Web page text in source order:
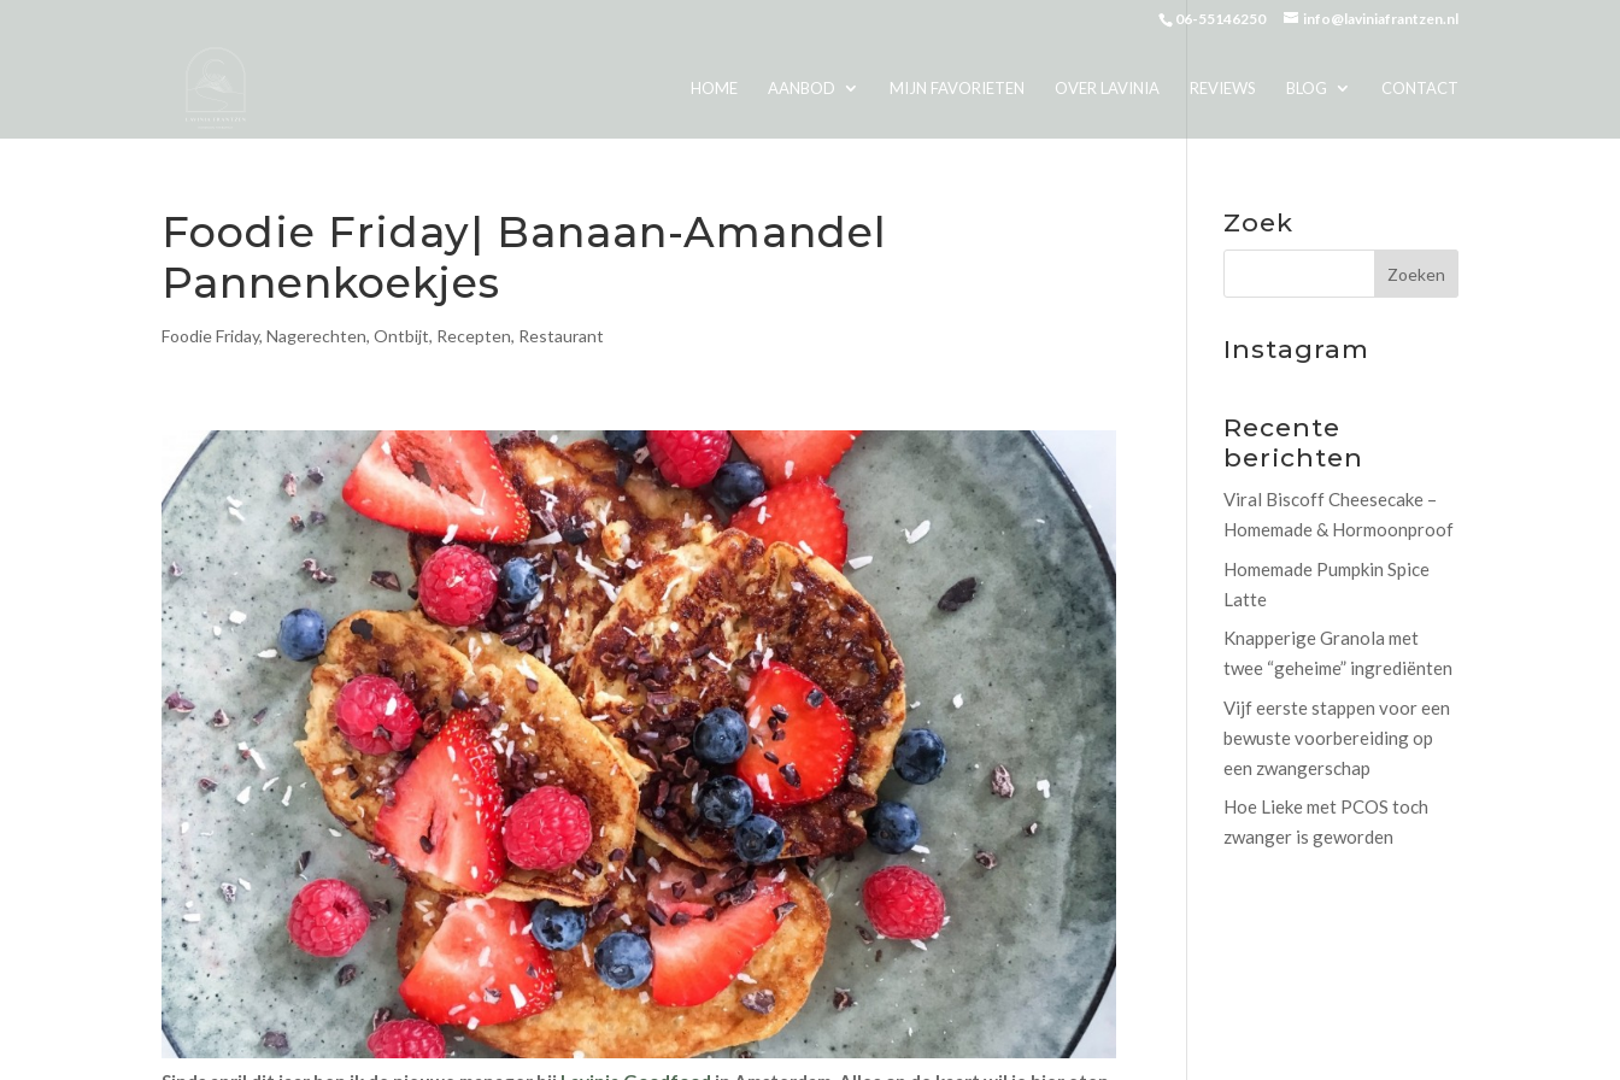
06-55146250 info@laviniafrantzen.nl
HOME AANBOD MIJN FAVORIETEN OVER LAVINIA REVIEWS BLOG CONTACT
Foodie Friday| Banaan-Amandel
Pannenkoekjes
Foodie Friday,Nagerechten,Ontbijt, Recepten, Restaurant
Zoek
Instagram
Recente
berichten
Viral Biscoff Cheesecake –
Homemade & Hormoonproof
Homemade Pumpkin Spice
Latte
Knapperige Granola met
twee “geheime” ingrediënten
Vijf eerste stappen voor een
bewuste voorbereiding op
een zwangerschap
Hoe Lieke met PCOS toch
zwanger is geworden